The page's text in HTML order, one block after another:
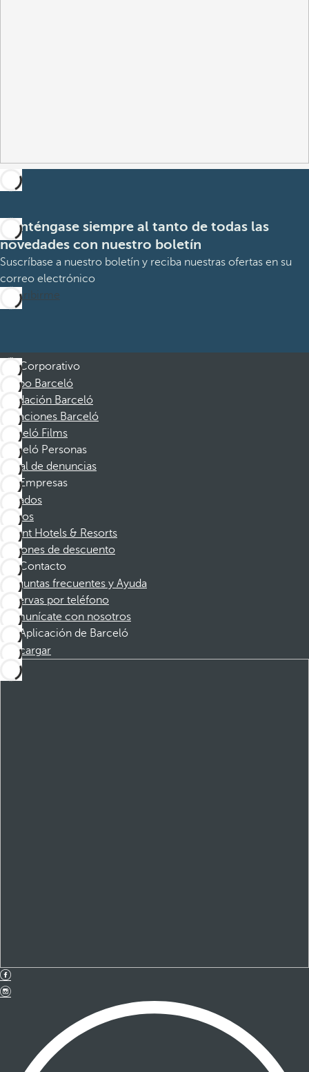
Manténgase siempre al tanto de todas las
novedades con nuestro boletín
Suscríbase a nuestro boletín y reciba nuestras ofertas en su
correo electrónico
Suscribirme
Corporativo
Grupo Barceló
Fundación Barceló
Vacaciones Barceló
Barceló Films
Barceló Personas
Canal de denuncias
Empresas
Afiliados
Socios
Dorint Hotels & Resorts
Cupones de descuento
Contacto
Preguntas frecuentes y Ayuda
Reservas por teléfono
Comunícate con nosotros
Aplicación de Barceló
Descargar